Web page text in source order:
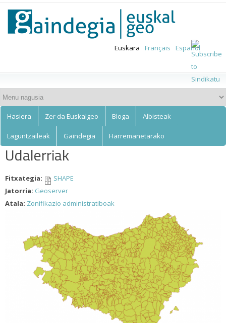
main
content
Euskalgeo
Euskara Français Español
Hasiera Zer da Euskalgeo Bloga Albisteak
Laguntzaileak Gaindegia Harremanetarako
Udalerriak
Fitxategia:
SHAPE
Jatorria: Geoserver
Atala: Zonifikazio administratiboak